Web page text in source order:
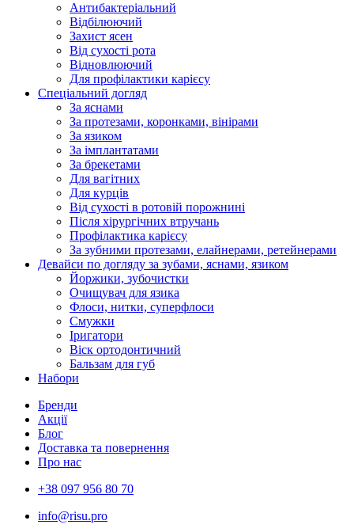
Антибактеріальний
Відбілюючий
Захист ясен
Від сухості рота
Відновлюючий
Для профілактики карієсу
Спеціальний догляд
За яснами
За протезами, коронками, вінірами
За язиком
За імплантатами
За брекетами
Для вагітних
Для курців
Від сухості в ротовій порожнині
Після хірургічних втручань
Профілактика карієсу
За зубними протезами, елайнерами, ретейнерами
Девайси по догляду за зубами, яснами, язиком
Йоржики, зубочистки
Очищувач для язика
Флоси, нитки, суперфлоси
Смужки
Іригатори
Віск ортодонтичний
Бальзам для губ
Набори
Бренди
Акції
Блог
Доставка та повернення
Про нас
+38 097 956 80 70
info@risu.pro